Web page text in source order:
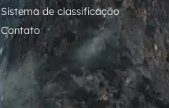
Sistema de classificação
Contato